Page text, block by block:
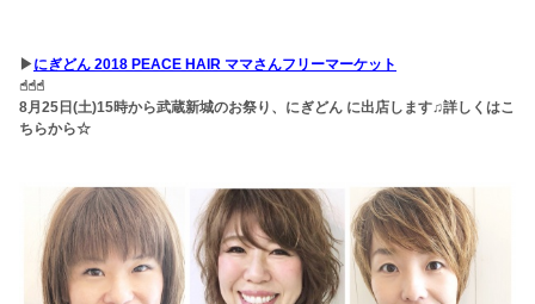
▶︎ にぎどん 2018 PEACE HAIR ママさんフリーマーケット
☝︎☝︎☝︎
8月25日(土)15時から武蔵新城のお祭り、にぎどん に出店します♫詳しくはこ
ちらから☆